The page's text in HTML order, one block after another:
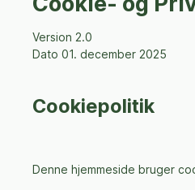
Version 2.0
Dato 01. december 2025
Cookiepolitik
Denne hjemmeside bruger